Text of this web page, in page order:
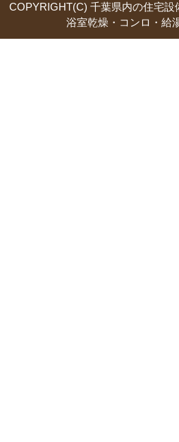
COPYRIGHT(C) 千葉県内の住宅
浴室乾燥・コンロ・給